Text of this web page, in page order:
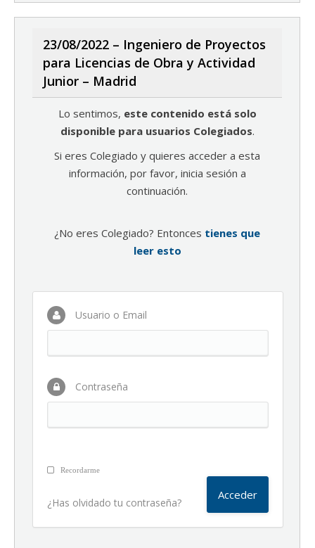
23/08/2022 – Ingeniero de Proyectos
para Licencias de Obra y Actividad
Junior – Madrid
Lo sentimos, este contenido está solo
disponible para usuarios Colegiados.
Si eres Colegiado y quieres acceder a esta
información, por favor, inicia sesión a
continuación.
¿No eres Colegiado? Entonces tienes que
leer esto
Usuario o Email
Contraseña
Recordarme
¿Has olvidado tu contraseña?